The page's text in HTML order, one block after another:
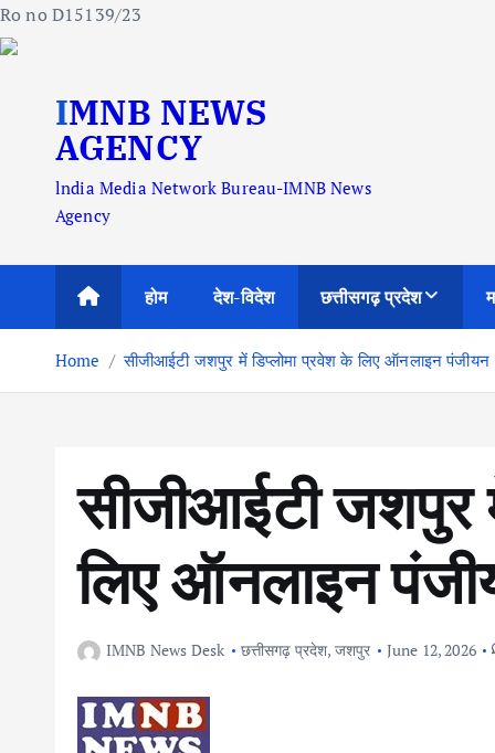
Ro no D15139/23
IMNB NEWS
AGENCY
lndia Media Network Bureau-IMNB News
Agency
होम देश-विदेश छत्तीसगढ़ प्रदेश
Home सीजीआईटी जशपुर में डिप्लोमा प्रवेश के लिए ऑनलाइन
सीजीआईटी जशपुर
लिए ऑनलाइन
IMNB News Desk छत्तीसगढ़ प्रदेश, जशपुर June 12, 2026